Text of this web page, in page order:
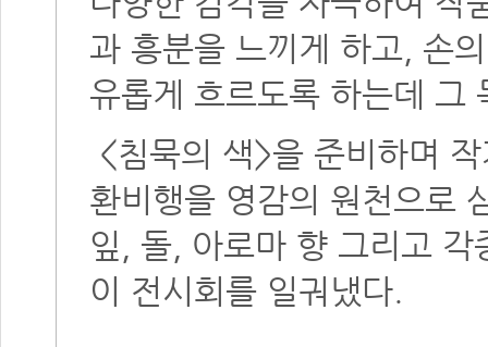
과 흥분을 느끼게 하고, 손
유롭게 흐르도록 하는데 그
<침묵의 색>을 준비하며
환비행을 영감의 원천으로
잎, 돌, 아로마 향 그리고
이 전시회를 일궈냈다.